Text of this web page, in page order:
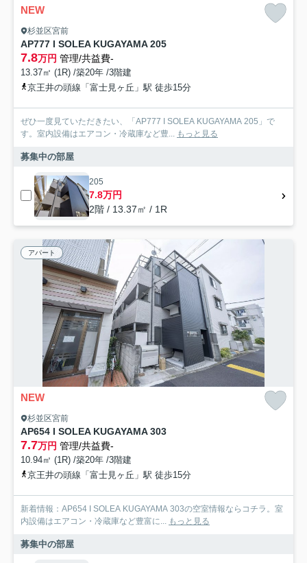
NEW
杉並区宮前
AP777 I SOLEA KUGAYAMA 205
7.8万円 管理/共益費-
13.37㎡ (1R) /築20年 /3階建
京王井の頭線「富士見ヶ丘」駅 徒歩15分
ぜひ一度見ていただきたい、「AP777 I SOLEA KUGAYAMA 205」で
す。室内設備はエアコン・冷蔵庫など豊...
もっと見る
募集中の部屋
205
7.8万円
2階 / 13.37㎡ / 1R
アパート
NEW
杉並区宮前
AP654 I SOLEA KUGAYAMA 303
7.7万円 管理/共益費-
10.94㎡ (1R) /築20年 /3階建
京王井の頭線「富士見ヶ丘」駅 徒歩15分
新着情報：AP654 I SOLEA KUGAYAMA 303の空室情報ならコチラ。室
内設備はエアコン・冷蔵庫など豊富に...
もっと見る
募集中の部屋